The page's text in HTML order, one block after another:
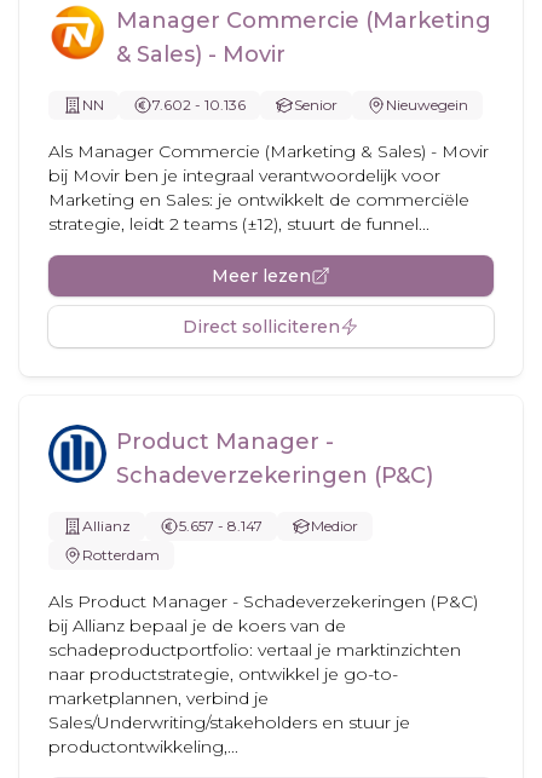
Manager Commercie (Marketing
& Sales) - Movir
NN 7.602 - 10.136 Senior Nieuwegein
Als Manager Commercie (Marketing & Sales) - Movir
bij Movir ben je integraal verantwoordelijk voor
Marketing en Sales: je ontwikkelt de commerciële
strategie, leidt 2 teams (±12), stuurt de funnel...
Meer lezen
Direct solliciteren
Product Manager -
Schadeverzekeringen (P&C)
Allianz 5.657 - 8.147
Medior
Rotterdam
Als Product Manager - Schadeverzekeringen (P&C)
bij Allianz bepaal je de koers van de
schadeproductportfolio: vertaal je marktinzichten
naar productstrategie, ontwikkel je go-to-
marketplannen, verbind je
Sales/Underwriting/stakeholders en stuur je
productontwikkeling,...